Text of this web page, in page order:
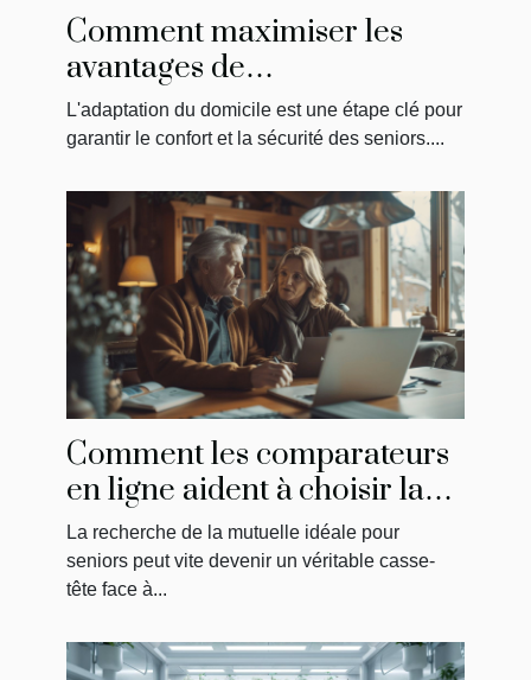
Comment maximiser les
avantages de
MaPrimeAdapt' pour
l'aménagement du domicile
L'adaptation du domicile est une étape clé pour
garantir le confort et la sécurité des seniors....
Comment les comparateurs
en ligne aident à choisir la
meilleure mutuelle pour
seniors
La recherche de la mutuelle idéale pour
seniors peut vite devenir un véritable casse-
tête face à...